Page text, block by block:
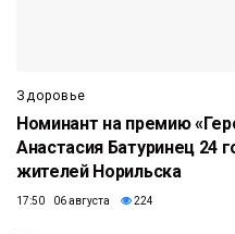
Здоровье
Номинант на премию
Анастасия Батуринец 24
жителей Норильска
17:50 06 августа 224